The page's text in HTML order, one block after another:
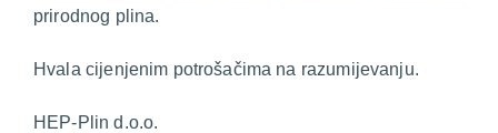
prirodnog plina.
Hvala cijenjenim potrošačima na razumijevanju.
HEP-Plin d.o.o.